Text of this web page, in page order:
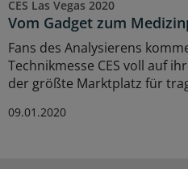
CES Las Vegas 2020
Vom Gadget zum
Fans des Analysierens
Technikmesse CES voll auf
der größte Marktplatz für
09.01.2020